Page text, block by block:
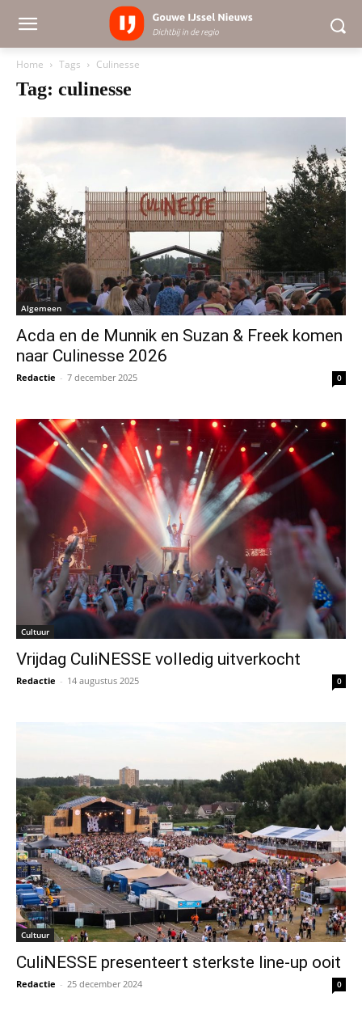
Home Tags Culinesse
Tag: culinesse
Algemeen
Acda en de Munnik en Suzan & Freek komen
naar Culinesse 2026
Redactie - 7 december 2025 0
Cultuur
Vrijdag CuliNESSE volledig uitverkocht
Redactie - 14 augustus 2025 0
Cultuur
CuliNESSE presenteert sterkste line-up ooit
Redactie - 25 december 2024 0